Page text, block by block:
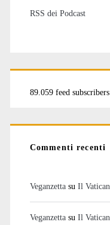
RSS dei Podcast
89.059 feed subscribers
Commenti recenti
Veganzettasu Il
Veganzettasu Il